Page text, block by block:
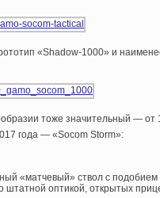
«Shadow-1000» и
тоже значительный — от
года — «Socom Storm»:
«матчевый» ствол с
штатной оптикой, открытых